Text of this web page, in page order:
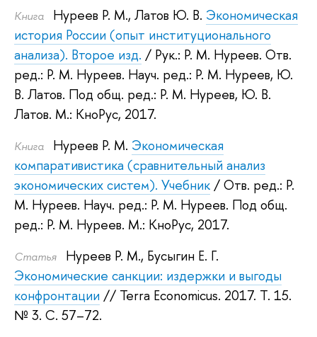
Книга Нуреев Р. М., Латов Ю. В. Экономическая
история России (опыт институционального
анализа). Второе изд. / Рук.: Р. М. Нуреев. Отв.
ред.: Р. М. Нуреев. Науч. ред.: Р. М. Нуреев, Ю.
В. Латов. Под общ. ред.: Р. М. Нуреев, Ю. В.
Латов. М.: КноРус, 2017.
Книга Нуреев Р. М. Экономическая
компаративистика (сравнительный анализ
экономических систем). Учебник / Отв. ред.: Р.
М. Нуреев. Науч. ред.: Р. М. Нуреев. Под общ.
ред.: Р. М. Нуреев. М.: КноРус, 2017.
Статья Нуреев Р. М., Бусыгин Е. Г.
Экономические санкции: издержки и выгоды
конфронтации // Terra Economicus. 2017. Т. 15.
№ 3. С. 57–72.